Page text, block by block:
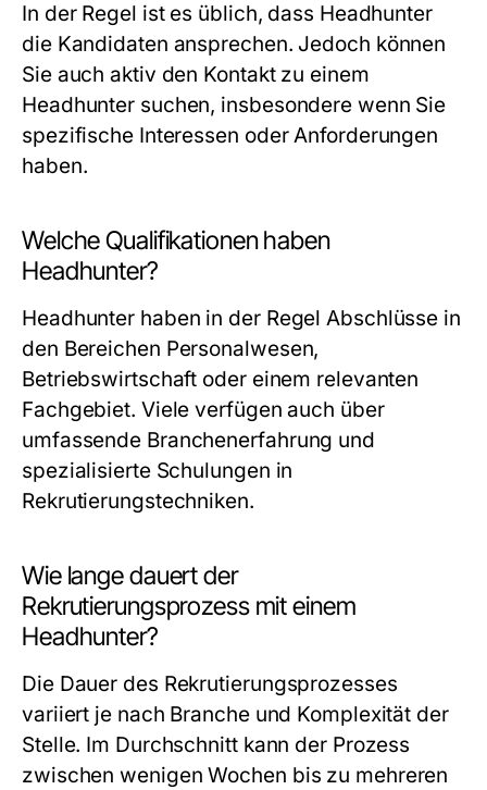
In der Regel ist es üblich, dass Headhunter
die Kandidaten ansprechen. Jedoch können
Sie auch aktiv den Kontakt zu einem
Headhunter suchen, insbesondere wenn Sie
spezifische Interessen oder Anforderungen
haben.
Welche Qualifikationen haben
Headhunter?
Headhunter haben in der Regel Abschlüsse in
den Bereichen Personalwesen,
Betriebswirtschaft oder einem relevanten
Fachgebiet. Viele verfügen auch über
umfassende Branchenerfahrung und
spezialisierte Schulungen in
Rekrutierungstechniken.
Wie lange dauert der
Rekrutierungsprozess mit einem
Headhunter?
Die Dauer des Rekrutierungsprozesses
variiert je nach Branche und Komplexität der
Stelle. Im Durchschnitt kann der Prozess
zwischen wenigen Wochen bis zu mehreren